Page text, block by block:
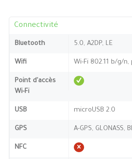
Connectivité
Bluetooth 5.0, A2DP, LE
Wifi Wi-Fi 802.11 b/g/n,
Point d'accès
Wi-Fi
USB microUSB 2.0
GPS A-GPS, GLONASS,
NFC